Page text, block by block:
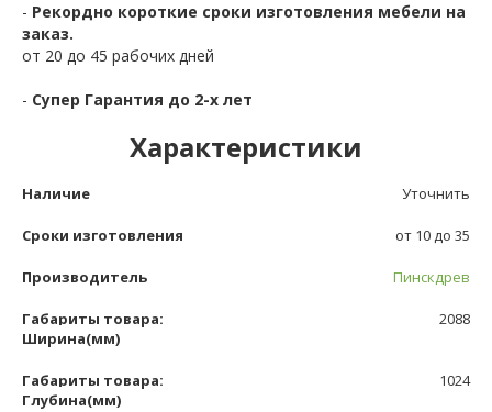
- Рекордно короткие сроки изготовления мебели на
заказ.
от 20 до 45 рабочих дней
- Супер Гарантия до 2-х лет
Характеристики
Наличие Уточнить
Сроки изготовления от 10 до 35
Производитель Пинскдрев
Габариты товара:
Ширина(мм)
2088
Габариты товара:
Глубина(мм)
1024